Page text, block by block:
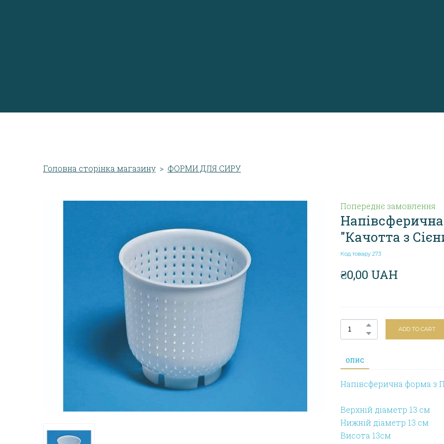
Головна сторінка магазину ФОРМИ ДЛЯ СИРУ
Попереднє замовлення
"Качотта з
Код товару 273
₴0,00 UAH
ADD TO CART
ОПИС
Напівсферична форма з
Верхній діаметр 13 см
Нижній діаметр 13 см
Висота 13см